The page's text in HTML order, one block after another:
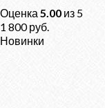
Оценка 5.00 из 5
1 800руб.
Новинки